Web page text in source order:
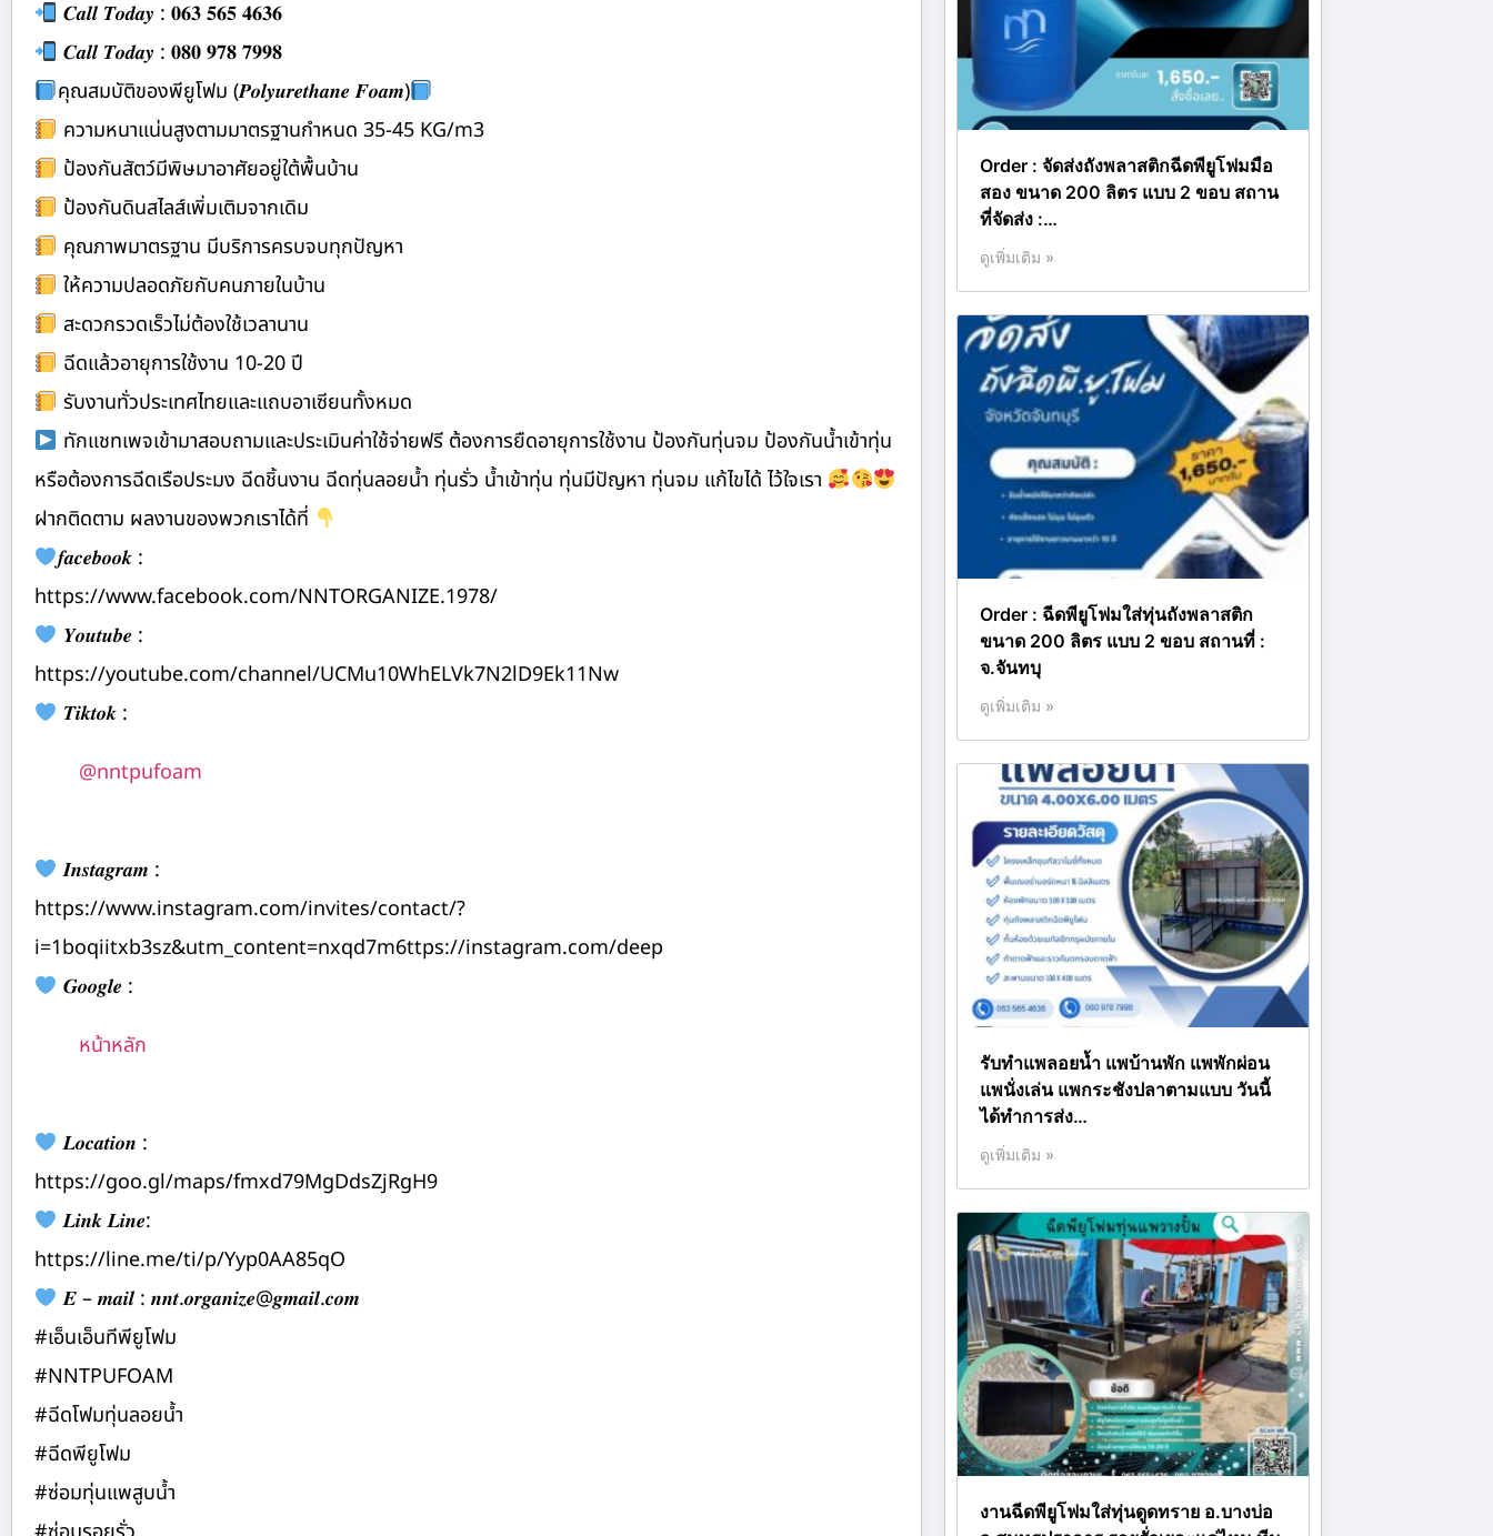
𝑪𝒂𝒍𝒍 𝑻𝒐𝒅𝒂𝒚 : 𝟎𝟔𝟑 𝟓𝟔𝟓 𝟒𝟔𝟑𝟔
𝑪𝒂𝒍𝒍 𝑻𝒐𝒅𝒂𝒚 : 𝟎𝟖𝟎 𝟗𝟕𝟖 𝟕𝟗𝟗𝟖
คุณสมบัติของพียูโฟม (𝑷𝒐𝒍𝒚𝒖𝒓𝒆𝒕𝒉𝒂𝒏𝒆 𝑭𝒐𝒂𝒎)
ความหนาแน่นสูงตามมาตรฐานกำหนด 35-45 KG/m3
ป้องกันสัตว์มีพิษมาอาศัยอยู่ใต้พื้นบ้าน
ป้องกันดินสไลส์เพิ่มเติมจากเดิม
คุณภาพมาตรฐาน มีบริการครบจบทุกปัญหา
ให้ความปลอดภัยกับคนภายในบ้าน
สะดวกรวดเร็วไม่ต้องใช้เวลานาน
ฉีดแล้วอายุการใช้งาน 10-20 ปี
รับงานทั่วประเทศไทยและแถบอาเซียนทั้งหมด
ทักแชทเพจเข้ามาสอบถามและประเมินค่าใช้จ่ายฟรี ต้องการยืดอายุการใช้งาน ป้องกันทุ่นจม ป้องกันน้ำเข้าทุ่น
หรือต้องการฉีดเรือประมง ฉีดชิ้นงาน ฉีดทุ่นลอยน้ำ ทุ่นรั่ว น้ำเข้าทุ่น ทุ่นมีปัญหา ทุ่นจม แก้ไขได้ ไว้ใจเรา
ฝากติดตาม ผลงานของพวกเราได้ที่
𝒇𝒂𝒄𝒆𝒃𝒐𝒐𝒌 :
https://www.facebook.com/NNTORGANIZE.1978/
𝒀𝒐𝒖𝒕𝒖𝒃𝒆 :
https://youtube.com/channel/UCMu10WhELVk7N2lD9Ek11Nw
𝑻𝒊𝒌𝒕𝒐𝒌 :
@nntpufoam
𝑰𝒏𝒔𝒕𝒂𝒈𝒓𝒂𝒎 :
https://www.instagram.com/invites/contact/?
i=1boqiitxb3sz&utm_content=nxqd7m6ttps://instagram.com/deep
𝑮𝒐𝒐𝒈𝒍𝒆 :
หน้าหลัก
𝑳𝒐𝒄𝒂𝒕𝒊𝒐𝒏 :
https://goo.gl/maps/fmxd79MgDdsZjRgH9
𝑳𝒊𝒏𝒌 𝑳𝒊𝒏𝒆:
https://line.me/ti/p/Yyp0AA85qO
𝑬 – 𝒎𝒂𝒊𝒍 : 𝒏𝒏𝒕.𝒐𝒓𝒈𝒂𝒏𝒊𝒛𝒆@𝒈𝒎𝒂𝒊𝒍.𝒄𝒐𝒎
#เอ็นเอ็นทีพียูโฟม
#NNTPUFOAM
#ฉีดโฟมทุ่นลอยน้ำ
#ฉีดพียูโฟม
#ซ่อมทุ่นแพสูบน้ำ
Order : จัดส่งถังพลาสติกฉีดพียูโฟมมือ
สอง ขนาด 200 ลิตร แบบ 2 ขอบ สถาน
ที่จัดส่ง :…
ดูเพิ่มเติม »
Order : ฉีดพียูโฟมใส่ทุ่นถังพลาสติก
ขนาด 200 ลิตร แบบ 2 ขอบ สถานที่ :
จ.จันทบุ
ดูเพิ่มเติม »
รับทำแพลอยน้ำ แพบ้านพัก แพพักผ่อน
แพนั่งเล่น แพกระชังปลาตามแบบ วันนี้
ได้ทำการส่ง…
ดูเพิ่มเติม »
งานฉีดพียูโฟมใส่ทุ่นดูดทราย อ.บางบ่อ